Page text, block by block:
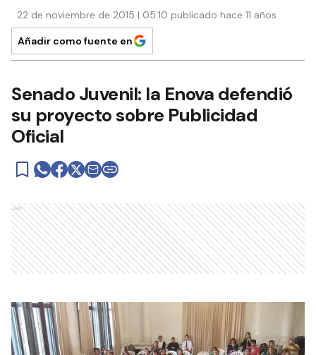
22 de noviembre de 2015 | 05:10 publicado hace 11 años
Añadir como fuente en
Senado Juvenil: la Enova defendió
su proyecto sobre Publicidad
Oficial
Ads